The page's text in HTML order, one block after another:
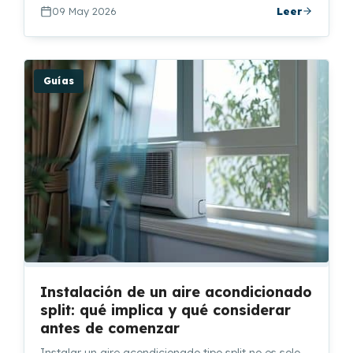
09 May 2026 Leer
Guías
Instalación de un aire acondicionado
split: qué implica y qué considerar
antes de comenzar